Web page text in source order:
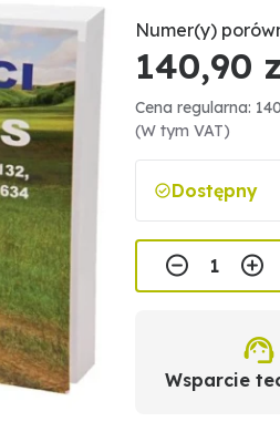
Numer(y)
140,90
Cena regularna:
(W tym VAT)
Dostępny
Wsparcie